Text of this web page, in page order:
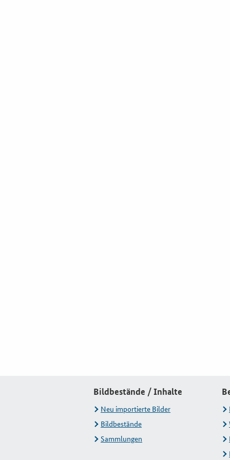
Bildbestände / Inhalte
Neu importierte Bilder
Bildbestände
Sammlungen